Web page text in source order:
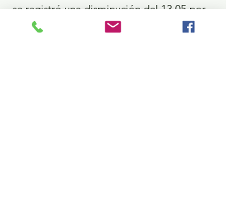
se registró una disminución del 13.05 por
ciento, lo que representa 339 víctimas